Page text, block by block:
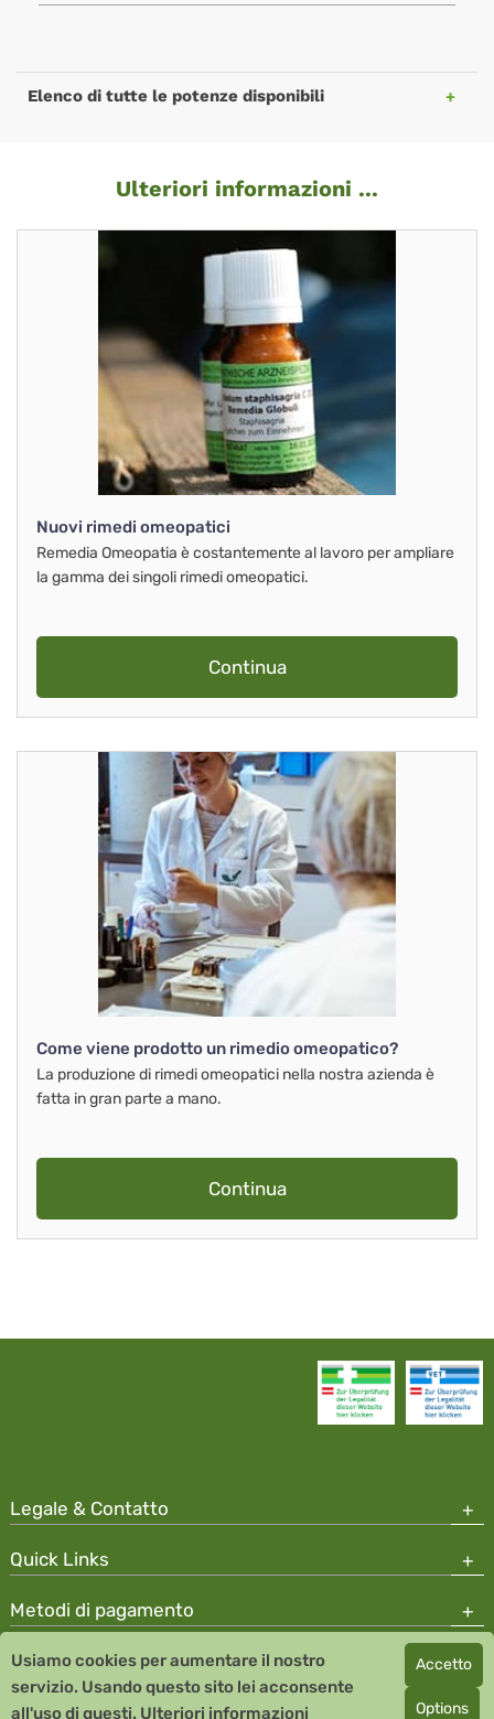
Elenco di tutte le potenze disponibili
Ulteriori informazioni ...
Nuovi rimedi omeopatici
Remedia Omeopatia è costantemente al lavoro per ampliare
la gamma dei singoli rimedi omeopatici.
Continua
Come viene prodotto un rimedio omeopatico?
La produzione di rimedi omeopatici nella nostra azienda è
fatta in gran parte a mano.
Continua
Legale & Contatto
Quick Links
Metodi di pagamento
Copyright © 2026 Team Santé Salvator Apotheke
Remedia Homeopathy GmbH GMP certified pharmaceutical
manufacturer
Usiamo cookies per aumentare il nostro
servizio. Usando questo sito lei acconsente
all'uso di questi. Ulteriori informazioni
Accetto
Options